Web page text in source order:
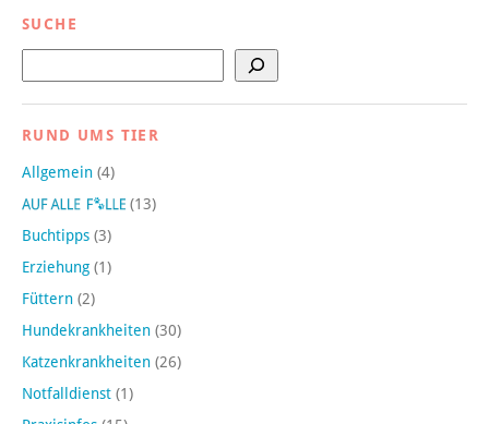
SUCHE
RUND UMS TIER
Allgemein (4)
(13)
Buchtipps (3)
Erziehung (1)
Füttern (2)
Hundekrankheiten (30)
Katzenkrankheiten (26)
Notfalldienst (1)